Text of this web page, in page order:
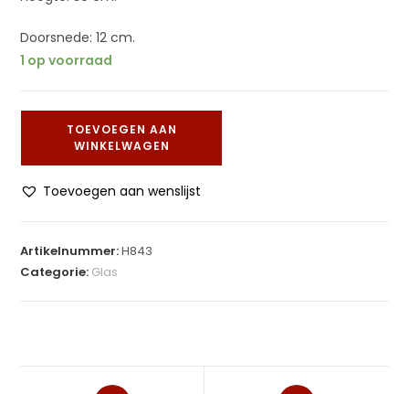
Doorsnede: 12 cm.
1 op voorraad
TOEVOEGEN AAN
WINKELWAGEN
Toevoegen aan wenslijst
Artikelnummer:H843
Categorie: Glas